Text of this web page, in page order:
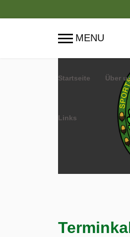
Startseite Über
Links